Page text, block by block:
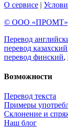
О сервисе |
© ООО «ПРОМТ»,
Перевод
перевод казахский
перевод финский,
Возможности
Перевод текста
Примеры
Склонение и
Наш блог